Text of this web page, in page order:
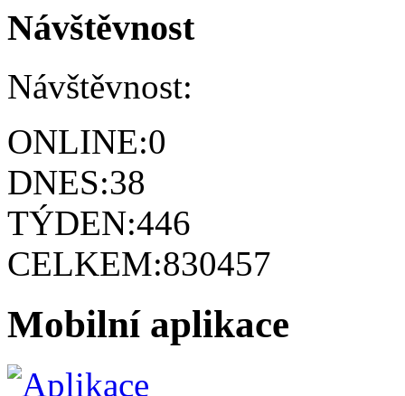
Návštěvnost
Návštěvnost:
ONLINE:0
DNES:38
TÝDEN:446
CELKEM:830457
Mobilní aplikace